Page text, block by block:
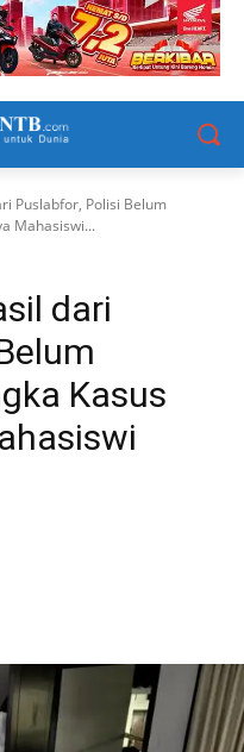
Puslabfor, Polisi Belum
Mahasiswi...
dari
Kasus